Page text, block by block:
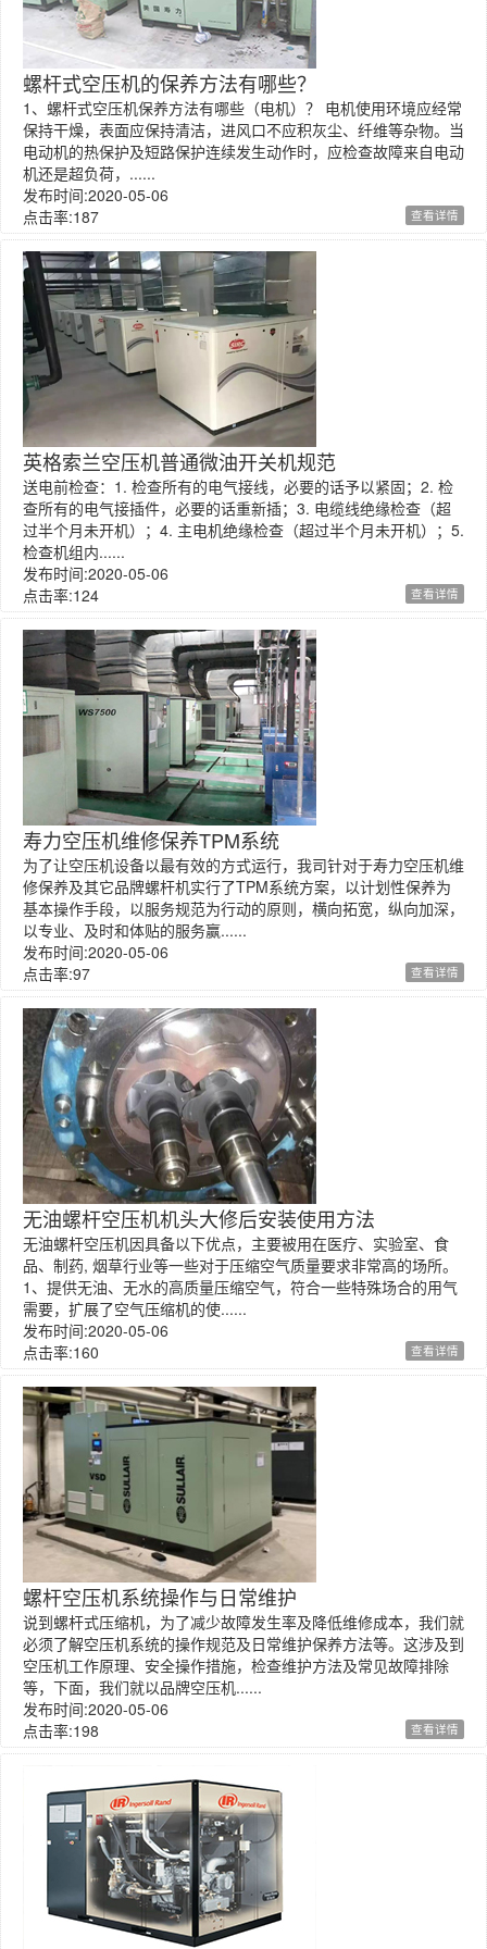
螺杆式空压机的保养方法有哪些？
1、螺杆式空压机保养方法有哪些（电机）？ 电机使用环境应经常
保持干燥，表面应保持清洁，进风口不应积灰尘、纤维等杂物。当
电动机的热保护及短路保护连续发生动作时，应检查故障来自电动
机还是超负荷，......
发布时间:2020-05-06
点击率:187
查看详情
英格索兰空压机普通微油开关机规范
送电前检查：1. 检查所有的电气接线，必要的话予以紧固；2. 检
查所有的电气接插件，必要的话重新插；3. 电缆线绝缘检查（超
过半个月未开机）；4. 主电机绝缘检查（超过半个月未开机）；5.
检查机组内......
发布时间:2020-05-06
点击率:124
查看详情
寿力空压机维修保养TPM系统
为了让空压机设备以最有效的方式运行，我司针对于寿力空压机维
修保养及其它品牌螺杆机实行了TPM系统方案，以计划性保养为
基本操作手段，以服务规范为行动的原则，横向拓宽，纵向加深，
以专业、及时和体贴的服务赢......
发布时间:2020-05-06
点击率:97
查看详情
无油螺杆空压机机头大修后安装使用方法
无油螺杆空压机因具备以下优点，主要被用在医疗、实验室、食
品、制药, 烟草行业等一些对于压缩空气质量要求非常高的场所。
1、提供无油、无水的高质量压缩空气，符合一些特殊场合的用气
需要，扩展了空气压缩机的使......
发布时间:2020-05-06
点击率:160
查看详情
螺杆空压机系统操作与日常维护
说到螺杆式压缩机，为了减少故障发生率及降低维修成本，我们就
必须了解空压机系统的操作规范及日常维护保养方法等。这涉及到
空压机工作原理、安全操作措施，检查维护方法及常见故障排除
等，下面，我们就以品牌空压机......
发布时间:2020-05-06
点击率:198
查看详情